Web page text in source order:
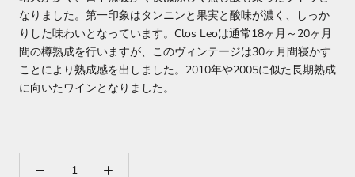
なりました。第一印象はタンニンと果実と酸味が濃く、しっか
りした味わいとなっています。Clos Leoは通常18ヶ月～20ヶ月
間の樽熟成を行いますが、このヴィンテージは30ヶ月間寝かす
ことにより熟成感を出しました。2010年や2005に似た長期熟成
に向いたワインとなりました。